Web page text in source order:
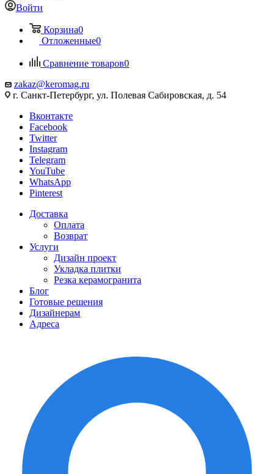
Войти
Корзина0
Отложенные0
Сравнение товаров0
zakaz@keromag.ru
г. Санкт-Петербург, ул. Полевая Сабировская, д. 54
Вконтакте
Facebook
Twitter
Instagram
Telegram
YouTube
WhatsApp
Pinterest
Доставка
Оплата
Возврат
Услуги
Дизайн проект
Укладка плитки
Резка керамогранита
Блог
Готовые решения
Дизайнерам
Адреса